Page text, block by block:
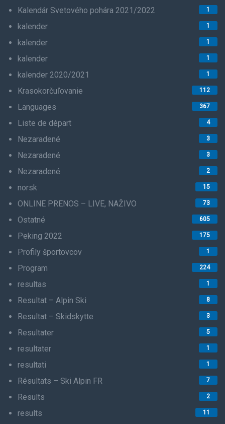
Kalendár Svetového pohára 2021/2022 1
kalender 1
kalender 1
kalender 1
kalender 2020/2021 1
Krasokorčuľovanie 112
Languages 367
Liste de départ 4
Nezaradené 3
Nezaradené 3
Nezaradené 2
norsk 15
ONLINE PRENOS – LIVE, NAŽIVO 73
Ostatné 605
Peking 2022 175
Profily športovcov 1
Program 224
resultas 1
Resultat – Alpin Ski 8
Resultat – Skidskytte 3
Resultater 5
resultater 1
resultati 1
Résultats – Ski Alpin FR 7
Results 2
results 11